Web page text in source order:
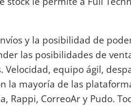
y la posibilidad de
las posibilidades de
equipo ágil,
la mayoría de las
Rappi, CorreoAr y Pudo.